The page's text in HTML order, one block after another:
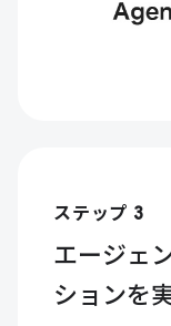
ステップ 3
エージェ
ションを